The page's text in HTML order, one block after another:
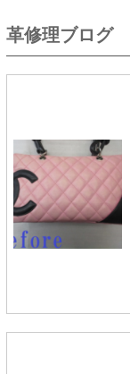
革修理ブログ